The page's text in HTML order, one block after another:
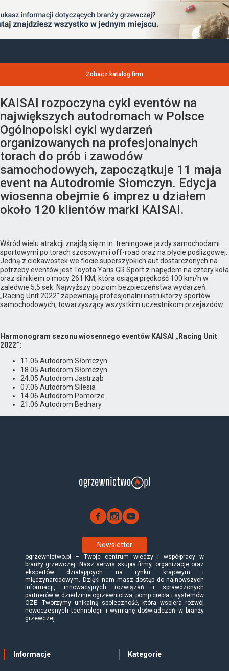
Zobacz katalog firm
KAISAI rozpoczyna cykl eventów na
największych autodromach w Polsce
Ogólnopolski cykl wydarzeń
organizowanych na profesjonalnych
torach do prób i zawodów
samochodowych, zapoczątkuje 11 maja
event na Autodromie Słomczyn. Edycja
wiosenna obejmie 6 imprez u działem
około 120 klientów marki KAISAI.
Wśród wielu atrakcji znajdą się m.in. treningowe jazdy samochodami
sportowymi po torach szosowym i off-road oraz na płycie poślizgowej.
Jedną z ciekawostek we flocie superszybkich aut dostarczonych na
potrzeby eventów jest Toyota Yaris GR Sport z napędem na cztery koła
oraz silnikiem o mocy 261 KM, która osiąga prędkość 100 km/h w
zaledwie 5,5 sek. Najwyższy poziom bezpieczeństwa wydarzeń
„Racing Unit 2022” zapewniają profesjonalni instruktorzy sportów
samochodowych, towarzyszący wszystkim uczestnikom przejazdów.
Harmonogram sezonu wiosennego eventów KAISAI „Racing Unit
2022”:
11.05 Autodrom Słomczyn
18.05 Autodrom Słomczyn
24.05 Autodrom Jastrząb
07.06 Autodrom Silesia
14.06 Autodrom Pomorze
21.06 Autodrom Bednary
Newsletter
ogrzewnictwo.pl – Twoje centrum wiedzy i współpracy w
branży grzewczej. Nasz serwis skupia firmy, organizacje oraz
ekspertów działających na rynku krajowym i
międzynarodowym. Dzięki nam masz dostęp do najnowszych
informacji, innowacyjnych rozwiązań i sprawdzonych
partnerów w dziedzinie ogrzewnictwa, pomp ciepła i systemów
OZE. Tworzymy unikalną społeczność, która wspiera rozwój
nowoczesnych technologii i wymianę doświadczeń w branży
grzewczej.
Informacje Kategorie